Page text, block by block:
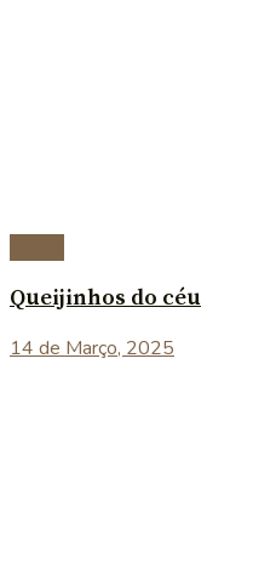
Queijinhos do céu
14 de Março, 2025